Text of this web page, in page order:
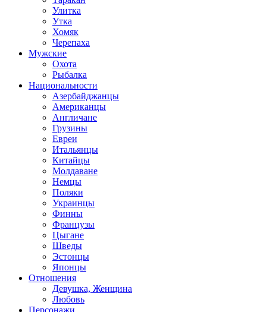
Улитка
Утка
Хомяк
Черепаха
Мужские
Охота
Рыбалка
Национальности
Азербайджанцы
Американцы
Англичане
Грузины
Евреи
Итальянцы
Китайцы
Молдаване
Немцы
Поляки
Украинцы
Финны
Французы
Цыгане
Шведы
Эстонцы
Японцы
Отношения
Девушка, Женщина
Любовь
Персонажи